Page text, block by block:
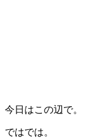
今日はこの辺で。
ではでは。